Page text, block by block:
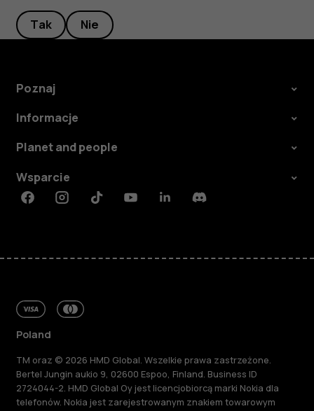
Tak Nie
Poznaj
Informacje
Planet and people
Wsparcie
FacebookInstagramTiktokYoutubeLinkedinDiscord
Poland
TM oraz © 2026 HMD Global. Wszelkie prawa zastrzeżone.
Bertel Jungin aukio 9, 02600 Espoo, Finland. Business ID
2724044-2. HMD Global Oy jest licencjobiorcą marki Nokia dla
telefonów. Nokia jest zarejestrowanym znakiem towarowym